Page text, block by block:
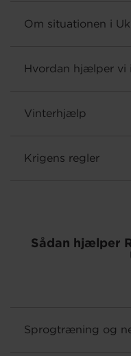
Om situationen i
Hvordan hjælper vi
Vinterhjælp
Krigens regler
Sådan hjælper
Sprogtræning og